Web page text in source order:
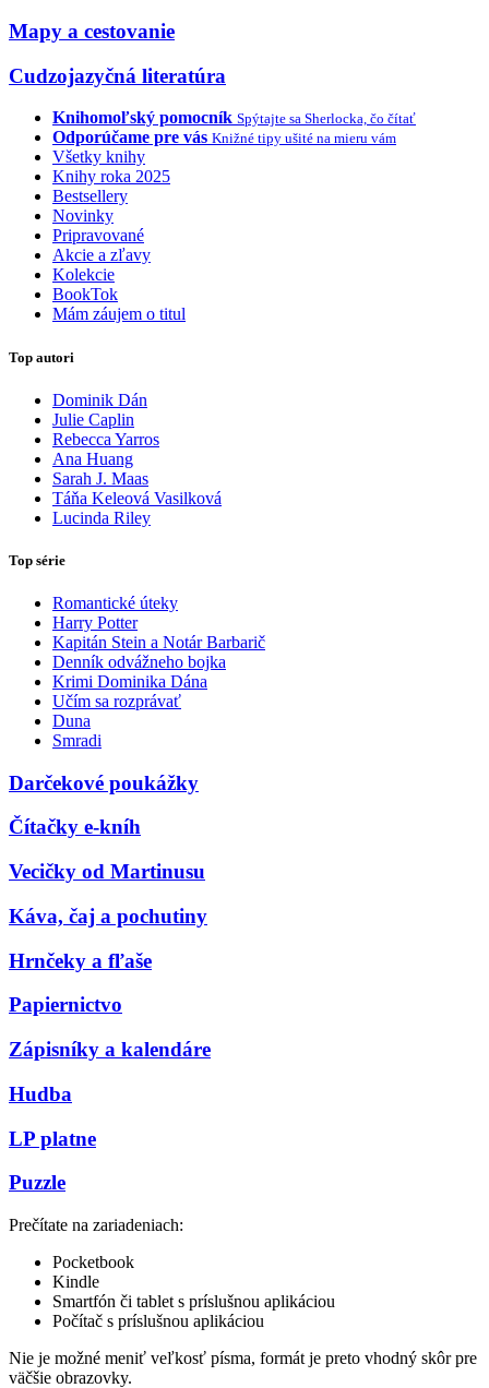
Mapy a cestovanie
Cudzojazyčná literatúra
Knihomoľský pomocník Spýtajte sa Sherlocka, čo čítať
Odporúčame pre vás Knižné tipy ušité na mieru vám
Všetky knihy
Knihy roka 2025
Bestsellery
Novinky
Pripravované
Akcie a zľavy
Kolekcie
BookTok
Mám záujem o titul
Top autori
Dominik Dán
Julie Caplin
Rebecca Yarros
Ana Huang
Sarah J. Maas
Táňa Keleová Vasilková
Lucinda Riley
Top série
Romantické úteky
Harry Potter
Kapitán Stein a Notár Barbarič
Denník odvážneho bojka
Krimi Dominika Dána
Učím sa rozprávať
Duna
Smradi
Darčekové poukážky
Čítačky e-kníh
Vecičky od Martinusu
Káva, čaj a pochutiny
Hrnčeky a fľaše
Papiernictvo
Zápisníky a kalendáre
Hudba
LP platne
Puzzle
Prečítate na zariadeniach:
Pocketbook
Kindle
Smartfón či tablet s príslušnou aplikáciou
Počítač s príslušnou aplikáciou
Nie je možné meniť veľkosť písma, formát je preto vhodný skôr pre
väčšie obrazovky.